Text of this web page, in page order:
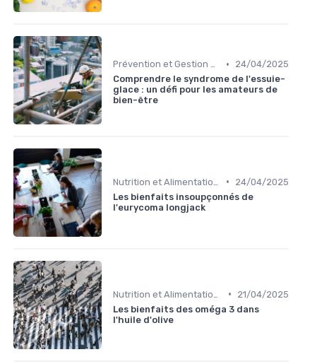
Prévention et Gestion des Blessures •
24/04/2025
Comprendre le syndrome de l'essuie-
glace : un défi pour les amateurs de
bien-être
•
24/04/2025
Les bienfaits insoupçonnés de
l'eurycoma longjack
•
21/04/2025
Les bienfaits des oméga 3 dans
l'huile d'olive